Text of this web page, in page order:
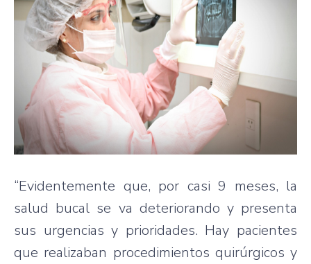
“Evidentemente que, por casi 9 meses, la
salud bucal se va deteriorando y presenta
sus urgencias y prioridades. Hay pacientes
que realizaban procedimientos quirúrgicos y